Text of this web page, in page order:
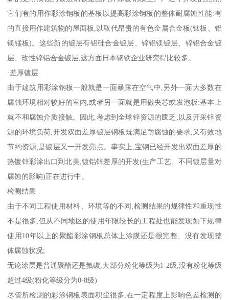
它们有的用作彩涂钢板的基板以提高彩涂钢板的整体耐腐蚀性能:有
的直接用作建筑物的屋面板,以取代昂贵的有色金属合金板(钛板、铝
镁锰板)。这些新的镀层有铝硅合金镀层、锌铝镁镀层、锌铝合金镀
层、改性锌铝合金镀层,这方面日本钢铁企业研究得比较多。
·差厚镀层
由于建筑用彩涂钢板一般就是一面暴露在空气中,另外一面大多数在
腐蚀环境相对较好的室内,或者另一面就是用做夹芯或发泡板:基本上
就不和腐蚀介质接触。因此,考虑到全球锌资源的匮乏,以及开采锌资
源的环境负荷,开发双面差厚镀层钢板既满足耐腐蚀的要求,又有效地
节约资源,是镀层又一开发亮点。事实上,宝钢已经开发出双面差厚的
热镀锌彩涂出口到北美,镀铝锌差厚的开发(生产工艺、不同镀层量对
腐蚀的影响)正在进行中。
检测结果
由于不同工程使用材料、环境等的不同,检测结果的规律性和重现性
不是很多,但从不同地区的使用年限较长的工程处也能发现如下规律
使用10年以上的聚酯彩涂钢板总体上涂膜还是很完整、没有发现整
体腐蚀状况;
无论涂层是普通聚酯还是氟碳,大部分粉化等级为1-2级,没有粉化等级
超过4级(粉化等级分为0-8级)
尽管所检测的彩涂钢板表面积尘很多,在一定程度上影响色差检测的